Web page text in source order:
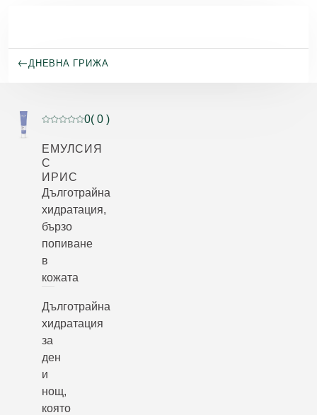
ДНЕВНА ГРИЖА
Текуща оценка: 0 от 5 звезди оценен от 0 клиенти
0( 0 )
ЕМУЛСИЯ
С
ИРИС
Дълготрайна
хидратация,
бързо
попиване
в
кожата
Дълготрайна
хидратация
за
ден
и
нощ,
която